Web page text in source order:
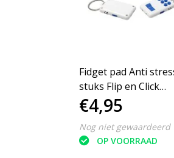
Fidget pad Anti
stuks Flip en Click
Keylight Wit-blauw
€4,95
Nog niet gewaardeerd
OP VOORRAAD